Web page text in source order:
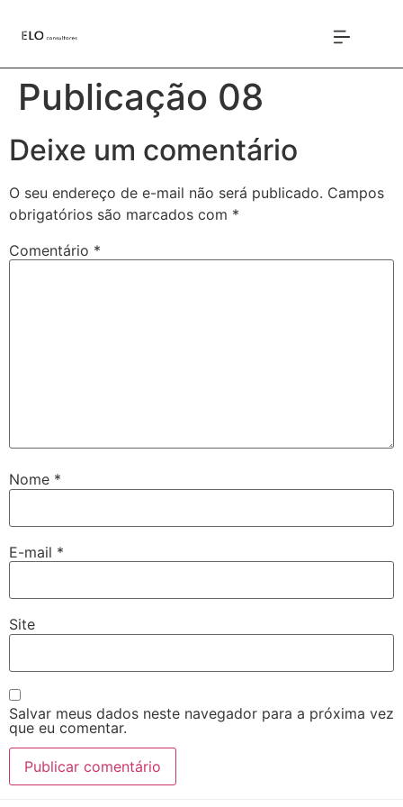
Publicação 08
Deixe um comentário
O seu endereço de e-mail não será publicado. Campos
obrigatórios são marcados com *
Comentário *
Nome *
E-mail *
Site
Salvar meus dados neste navegador para a próxima vez
que eu comentar.